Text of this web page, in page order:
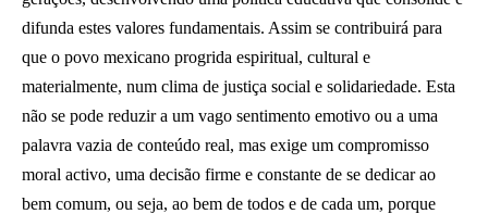
difunda estes valores fundamentais. Assim se contribuirá para
que o povo mexicano progrida espiritual, cultural e
materialmente, num clima de justiça social e solidariedade. Esta
não se pode reduzir a um vago sentimento emotivo ou a uma
palavra vazia de conteúdo real, mas exige um compromisso
moral activo, uma decisão firme e constante de se dedicar ao
bem comum, ou seja, ao bem de todos e de cada um, porque